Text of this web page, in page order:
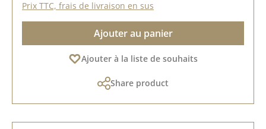
Prix TTC, frais de livraison en sus
Ajouter au panier
Ajouter à la liste de souhaits
Share product